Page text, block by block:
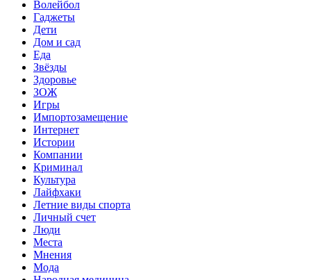
Волейбол
Гаджеты
Дети
Дом и сад
Еда
Звёзды
Здоровье
ЗОЖ
Игры
Импортозамещение
Интернет
Истории
Компании
Криминал
Культура
Лайфхаки
Летние виды спорта
Личный счет
Люди
Места
Мнения
Мода